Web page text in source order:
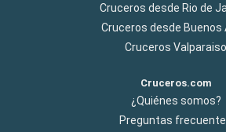
Cruceros desde Rio de
Cruceros desde Buenos
Cruceros Valparaiso
Cruceros.com
¿Quiénes somos?
Preguntas